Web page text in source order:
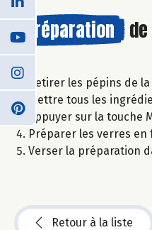
Préparation
Retirer les pépins de
Mettre tous les
Appuyer sur la touche
Préparer les verres
Verser la préparation
Retour à la liste